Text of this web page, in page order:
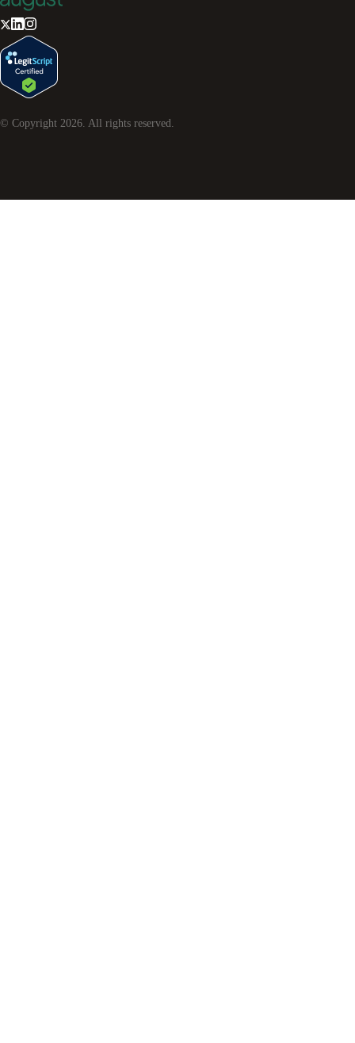
© Copyright 2026 . All rights reserved.